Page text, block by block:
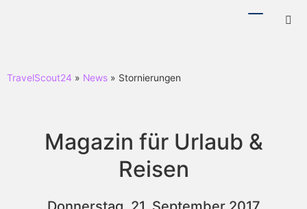
TravelScout24 » News » Stornierungen
Magazin für Urlaub &
Reisen